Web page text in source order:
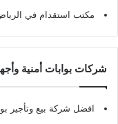
مكتب استقدام في
شركات بوابات أمنية
افضل شركة بيع وتأجير